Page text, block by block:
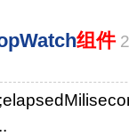
组件